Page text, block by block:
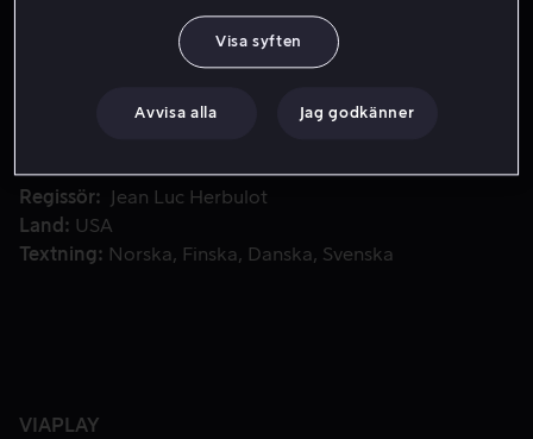
Två amerikaner vaknar upp i Dakar med en bomb på
Två amerikaner vaknar upp i Dakar med en bomb på
bröstet och tio timmar på sig att ta reda på varför.
Medverkande Hus Miller Cameron McHarg
Regissör
Jean Luc Herbulot
Land
USA
Textning
Norska Finska Danska Svenska
VIAPLAY
Visa syften
Avvisa alla Jag godkänner